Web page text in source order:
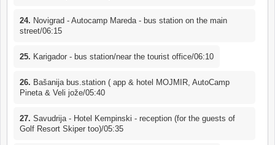
24. Novigrad - Autocamp Mareda - bus station on the main
street/06:15
25. Karigador - bus station/near the tourist office/06:10
26. Bašanija bus.station ( app & hotel MOJMIR, AutoCamp
Pineta & Veli jože/05:40
27. Savudrija - Hotel Kempinski - reception (for the guests of
Golf Resort Skiper too)/05:35